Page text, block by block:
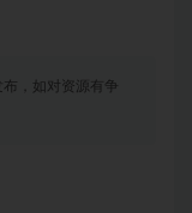
，如对资源有争